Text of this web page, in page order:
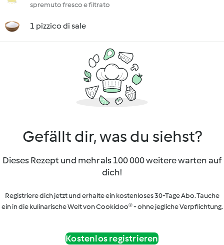
spremuto fresco e filtrato
1 pizzico di sale
Gefällt dir, was du siehst?
Dieses Rezept und mehr als 100 000 weitere warten auf
dich!
Registriere dich jetzt und erhalte ein kostenloses 30-Tage Abo. Tauche
ein in die kulinarische Welt von Cookidoo® - ohne jegliche Verpflichtung.
Kostenlos registrieren